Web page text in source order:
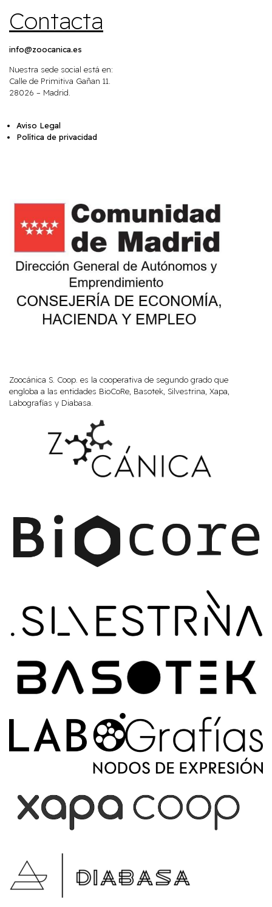
Contacta
info@zoocanica.es
Nuestra sede social está en:
Calle de Primitiva Gañan 11.
28026 – Madrid.
Aviso Legal
Política de privacidad
Zoocánica S. Coop. es la cooperativa de segundo grado que
engloba a las entidades BioCoRe, Basotek, Silvestrina, Xapa,
Labografías y Diabasa.